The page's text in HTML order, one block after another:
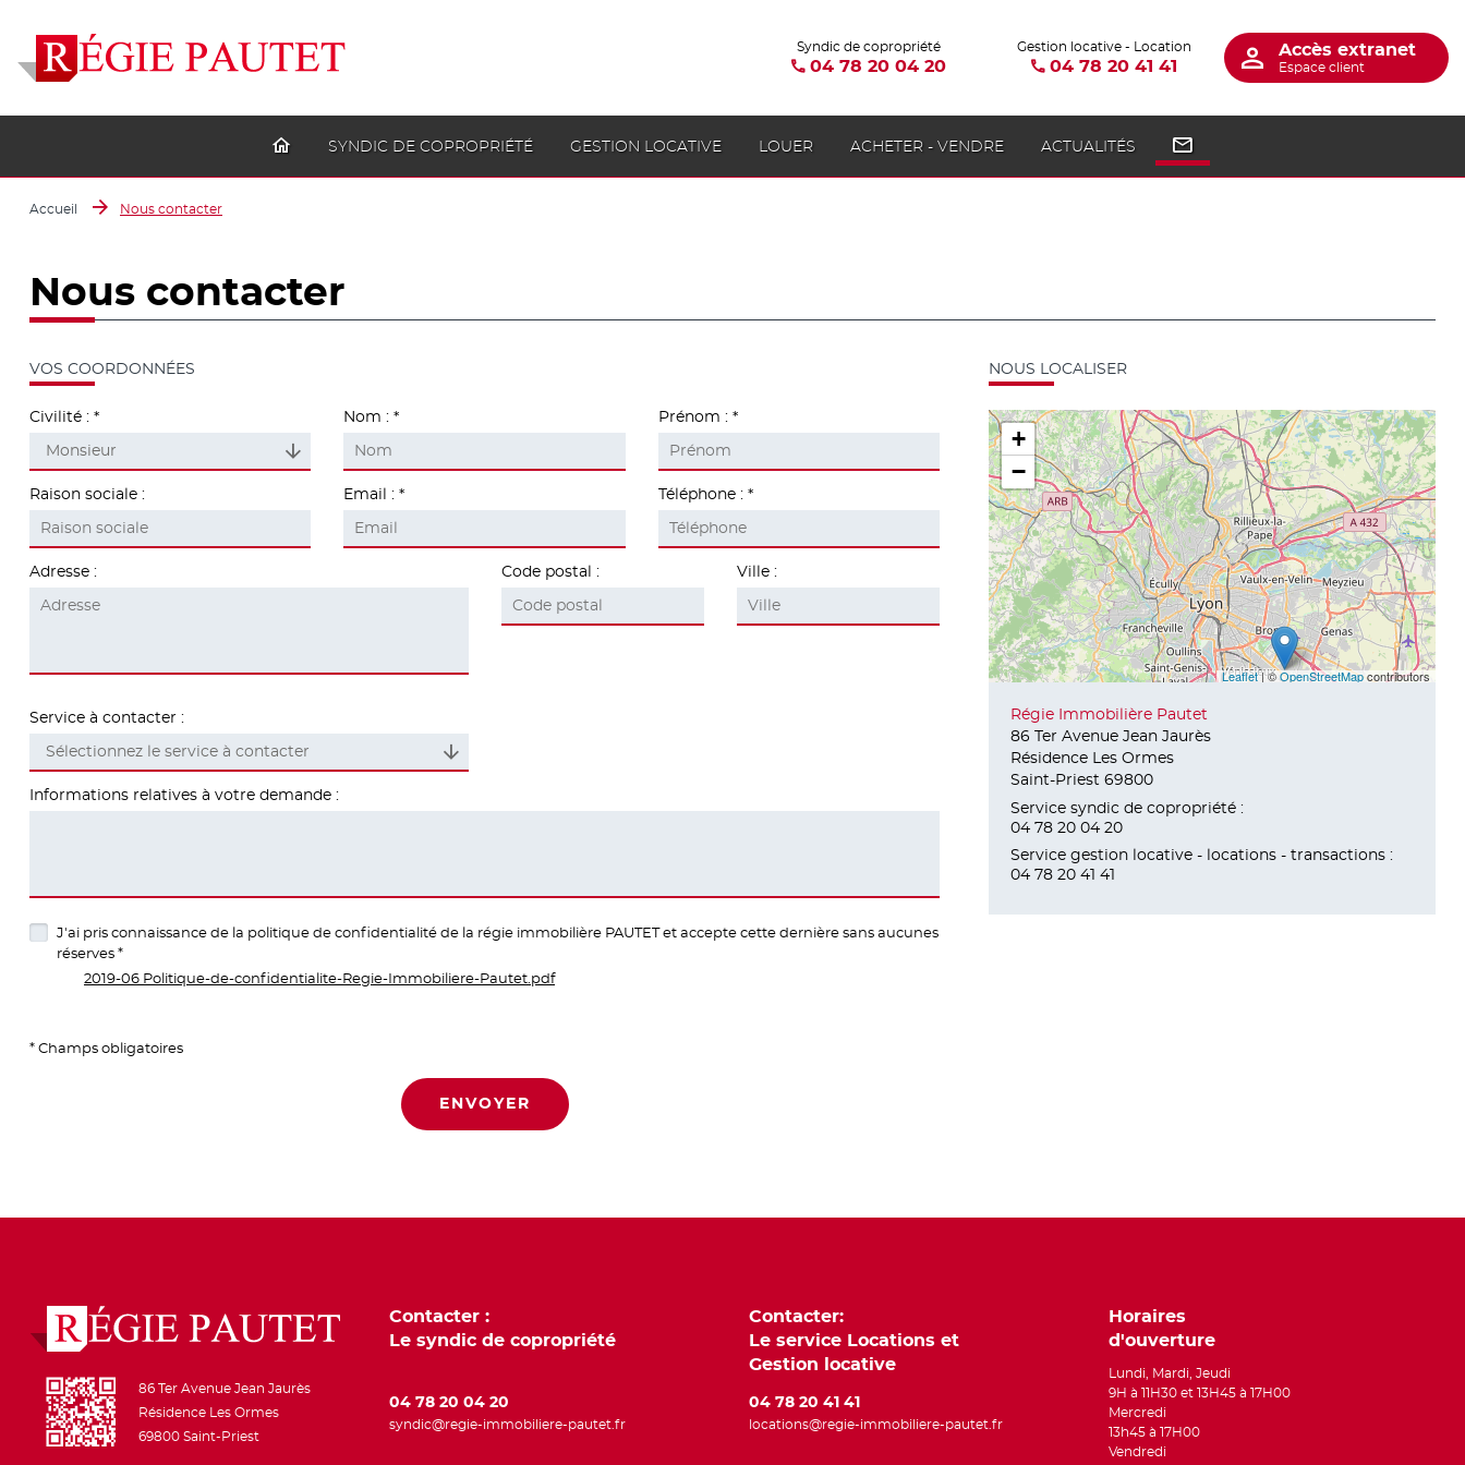
Syndic de copropriété
04 78 20 04 20
Gestion locative - Location
04 78 20 41 41
Accès extranet
Espace client
SYNDIC DE COPROPRIÉTÉ GESTION LOCATIVE LOUER ACHETER - VENDRE ACTUALITÉS
Accueil Nous contacter
Nous contacter
VOS COORDONNÉES
Civilité :
Monsieur
Nom : Prénom :
Raison sociale : Email : Téléphone :
Adresse : Code postal : Ville :
Service à contacter :
Sélectionnez le service à contacter
Informations relatives à votre demande :
J'ai pris connaissance de la politique de confidentialité de la régie immobilière PAUTET et accepte cette dernière sans aucunes
réserves *
2019-06 Politique-de-confidentialite-Regie-Immobiliere-Pautet.pdf
* Champs obligatoires
ENVOYER
NOUS LOCALISER
+
−
Leaflet| ©OpenStreetMapcontributors
Régie Immobilière Pautet
86 Ter Avenue Jean Jaurès
Résidence Les Ormes
Saint-Priest 69800
Service syndic de copropriété :
04 78 20 04 20
Service gestion locative - locations - transactions :
04 78 20 41 41
86 Ter Avenue Jean Jaurès
Résidence Les Ormes
69800 Saint-Priest
Contacter :
Le syndic de copropriété
04 78 20 04 20
syndic@regie-immobiliere-pautet.fr
Contacter:
Le service Locations et
Gestion locative
04 78 20 41 41
locations@regie-immobiliere-pautet.fr
Horaires
d'ouverture
Lundi, Mardi, Jeudi
9H à 11H30 et 13H45 à 17H00
Mercredi
13h45 à 17H00
Vendredi